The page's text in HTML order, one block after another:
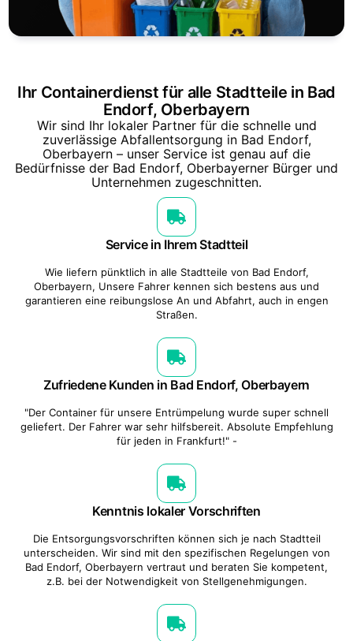
Ihr Containerdienst für alle Stadtteile in Bad
Endorf, Oberbayern
Wir sind Ihr lokaler Partner für die schnelle und
zuverlässige Abfallentsorgung in Bad Endorf,
Oberbayern – unser Service ist genau auf die
Bedürfnisse der Bad Endorf, Oberbayerner Bürger und
Unternehmen zugeschnitten.
Service in Ihrem Stadtteil
Wie liefern pünktlich in alle Stadtteile von Bad Endorf,
Oberbayern, Unsere Fahrer kennen sich bestens aus und
garantieren eine reibungslose An und Abfahrt, auch in engen
Straßen.
Zufriedene Kunden in Bad Endorf, Oberbayern
"Der Container für unsere Entrümpelung wurde super schnell
geliefert. Der Fahrer war sehr hilfsbereit. Absolute Empfehlung
für jeden in Frankfurt!" -
Kenntnis lokaler Vorschriften
Die Entsorgungsvorschriften können sich je nach Stadtteil
unterscheiden. Wir sind mit den spezifischen Regelungen von
Bad Endorf, Oberbayern vertraut und beraten Sie kompetent,
z.B. bei der Notwendigkeit von Stellgenehmigungen.